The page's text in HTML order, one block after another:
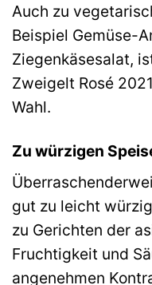
Auch zu
Beispiel Gemüse-
Ziegenkäsesalat,
Zweigelt Rosé
Wahl.
Zu würzigen
gut zu leicht
zu Gerichten der
Fruchtigkeit und
angenehmen